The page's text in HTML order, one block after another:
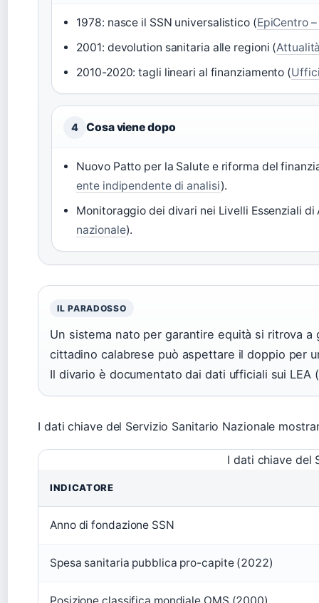
1978: nasce il SSN universalistico (EpiCentro
2001: devolution sanitaria alle regioni (
2010-2020: tagli lineari al finanziamento (
4 Cosa viene dopo
Nuovo Patto per la Salute e riforma del
ente indipendente di analisi).
Monitoraggio dei divari nei Livelli Essenziali di
nazionale).
IL PARADOSSO
Un sistema nato per garantire equità si ritrova
cittadino calabrese può aspettare il doppio per
Il divario è documentato dai dati ufficiali sui LEA
I dati chiave del Servizio Sanitario Nazionale
I dati chiave del
INDICATORE
Anno di fondazione SSN
Spesa sanitaria pubblica pro-capite (2022)